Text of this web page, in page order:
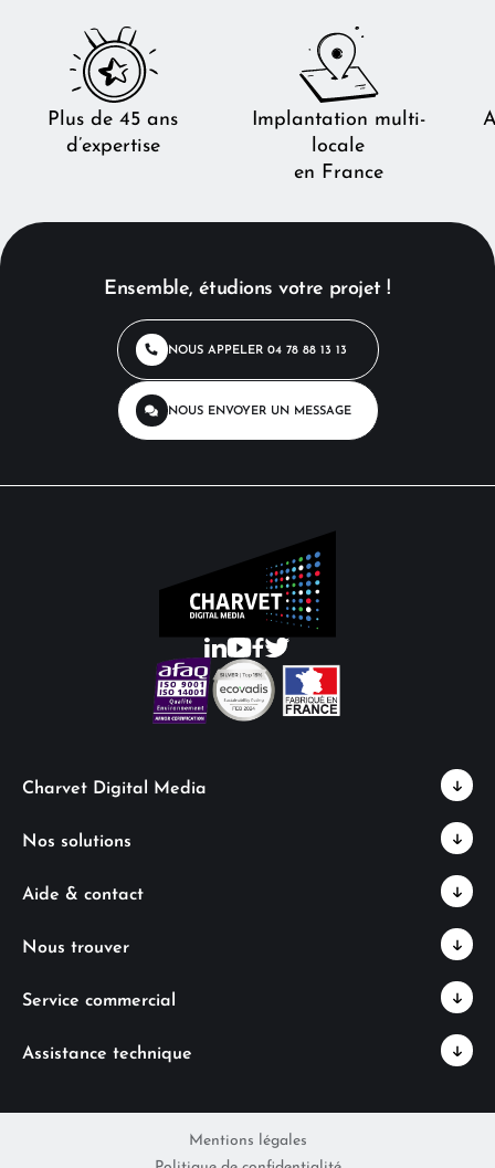
Plus de 45 ans
d’expertise
Implantation multi-
locale
en France
Ensemble, étudions votre projet !
NOUS APPELER04 78 88 13 13
NOUS ENVOYERUN MESSAGE
Charvet Digital Media
Nos solutions
Aide & contact
Nous trouver
Service commercial
Assistance technique
Mentions légales
Politique de confidentialité